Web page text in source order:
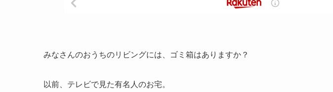
みなさんのおうちのリビングには、ゴミ箱はありますか？
以前、テレビで見た有名人のお宅。